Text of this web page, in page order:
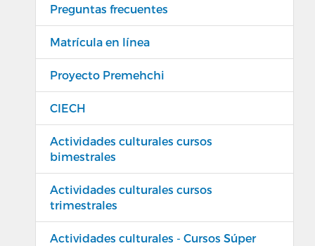
Preguntas frecuentes
Matrícula en línea
Proyecto Premehchi
CIECH
Actividades culturales cursos
bimestrales
Actividades culturales cursos
trimestrales
Actividades culturales - Cursos Súper